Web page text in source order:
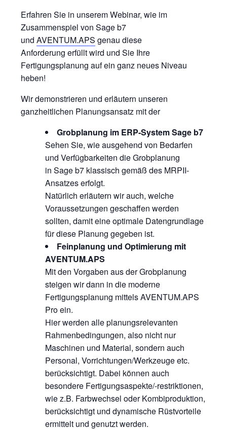
Erfahren Sie in unserem Webinar, wie im
Zusammenspiel von Sage b7
undAVENTUM.APS genau diese
Anforderung erfüllt wird und Sie Ihre
Fertigungsplanung auf ein ganz neues Niveau
heben!
Wir demonstrieren und erläutern unseren
ganzheitlichen Planungsansatz mit der
Grobplanung im ERP-System Sage b7
Sehen Sie, wie ausgehend von Bedarfen
und Verfügbarkeiten die Grobplanung
in Sage b7 klassisch gemäß des MRPII-
Ansatzes erfolgt.
Natürlich erläutern wir auch, welche
Voraussetzungen geschaffen werden
sollten, damit eine optimale Datengrundlage
für diese Planung gegeben ist.
Feinplanung und Optimierung mit
AVENTUM.APS
Mit den Vorgaben aus der Grobplanung
steigen wir dann in die moderne
Fertigungsplanung mittels AVENTUM.APS
Pro ein.
Hier werden alle planungsrelevanten
Rahmenbedingungen, also nicht nur
Maschinen und Material, sondern auch
Personal, Vorrichtungen/Werkzeuge etc.
berücksichtigt. Dabei können auch
besondere Fertigungsaspekte/-restriktionen,
wie z.B. Farbwechsel oder Kombiproduktion,
berücksichtigt und dynamische Rüstvorteile
ermittelt und genutzt werden.